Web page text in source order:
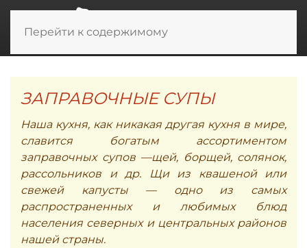
Перейти к содержимому
ЗАПРАВОЧНЫЕ СУПЫ
Наша кухня, как никакая другая кухня в мире,
славится богатым ассортиментом
заправочных супов —щей, борщей, солянок,
рассольников и др. Щи из квашеной или
свежей капусты — одно из самых
распространенных и любимых блюд
населения северных и центральных районов
нашей страны.